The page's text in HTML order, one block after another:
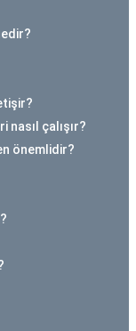
nasıl çalışır?
önemlidir?